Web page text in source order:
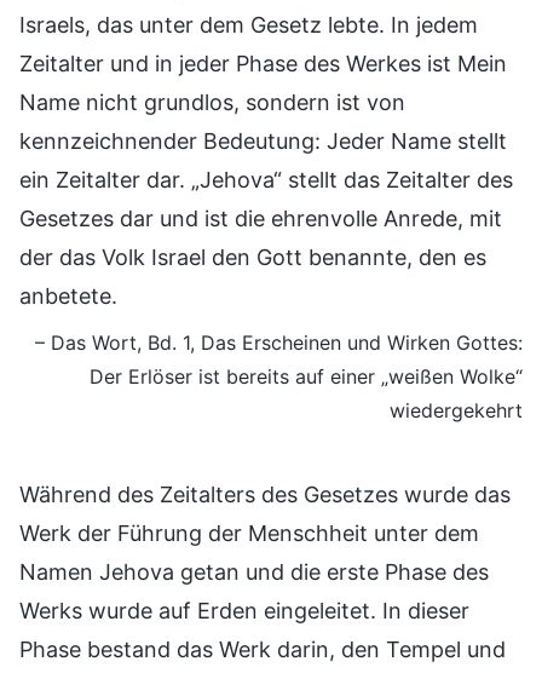
Israels, das unter dem Gesetz lebte. In jedem
Zeitalter und in jeder Phase des Werkes ist Mein
Name nicht grundlos, sondern ist von
kennzeichnender Bedeutung: Jeder Name stellt
ein Zeitalter dar. „Jehova“ stellt das Zeitalter des
Gesetzes dar und ist die ehrenvolle Anrede, mit
der das Volk Israel den Gott benannte, den es
anbetete.
– Das Wort, Bd. 1, Das Erscheinen und Wirken Gottes:
Der Erlöser ist bereits auf einer „weißen Wolke“
wiedergekehrt
Während des Zeitalters des Gesetzes wurde das
Werk der Führung der Menschheit unter dem
Namen Jehova getan und die erste Phase des
Werks wurde auf Erden eingeleitet. In dieser
Phase bestand das Werk darin, den Tempel und